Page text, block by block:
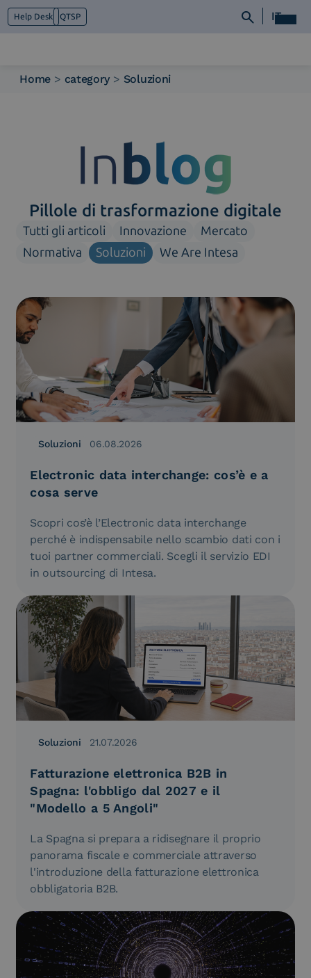
Help Desk QTSP IT
Home > category > Soluzioni
Pillole di trasformazione digitale
Tutti gli articoli Innovazione
Mercato
Normativa
Soluzioni We Are Intesa
Soluzioni 06.08.2026
Electronic data interchange: cos’è e a
cosa serve
Scopri cos’è l’Electronic data interchange
perché è indispensabile nello scambio dati con i
tuoi partner commerciali. Scegli il servizio EDI
in outsourcing di Intesa.
Soluzioni 21.07.2026
Fatturazione elettronica B2B in
Spagna: l'obbligo dal 2027 e il
"Modello a 5 Angoli"
La Spagna si prepara a ridisegnare il proprio
panorama fiscale e commerciale attraverso
l'introduzione della fatturazione elettronica
obbligatoria B2B.